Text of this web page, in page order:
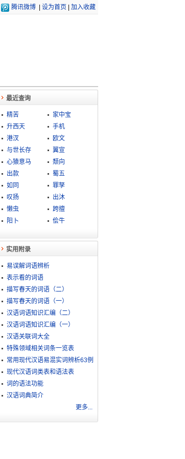
腾讯微博 设为首页 加入收藏
最近查询
精苦
家中宝
升西天
手机
港汊
欧文
与世长存
翼宣
心猿意马
颓向
出款
蜀五
如同
罪孥
叹扬
出沐
懒虫
跨擅
阳卜
侩牛
实用附录
易误解词语辨析
表示看的词语
描写春天的词语（二）
描写春天的词语（一）
汉语词语知识汇编（二）
汉语词语知识汇编（一）
汉语关联词大全
特殊领域相关词条一览表
常用现代汉语易混实词辨析63例
现代汉语词类表和语法表
词的语法功能
汉语词典简介
更多...